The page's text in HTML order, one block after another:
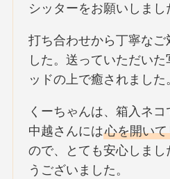
シッターをお願いしまし
打ち合わせから丁寧なご
した。送っていただい
ッドの上で癒されました
くーちゃんは、箱入ネコ
中越さんには心を開い
ので、とても安心しまし
うございました。